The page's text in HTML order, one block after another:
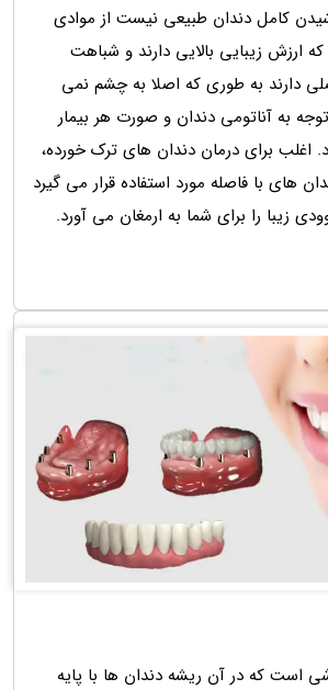
کامل دندان طبیعی نیست از موادی
زیبایی بالایی دارند و شباهت
دارند به طوری که اصلا به چشم نمی
به آناتومی دندان و صورت هر بیمار
اغلب برای درمان دندان های ترک خورده،
های با فاصله مورد استفاده قرار می گیرد
زیبا را برای شما به ارمغان می آورد.
است که در آن ریشه دندان ها با پایه